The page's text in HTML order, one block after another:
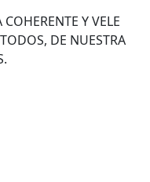
Y VELE
DE NUESTRA